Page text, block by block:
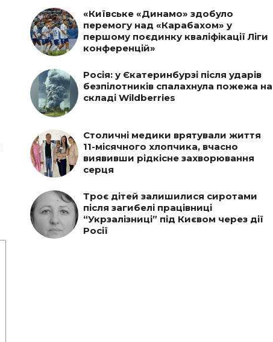
«Київське «Динамо» здобуло
перемогу над «Карабахом» у
першому поєдинку кваліфікації Ліги
конференцій»
Росія: у Єкатеринбурзі після ударів
безпілотників спалахнула пожежа на
складі Wildberries
Столичні медики врятували життя
11-місячного хлопчика, вчасно
виявивши рідкісне захворювання
серця
Троє дітей залишилися сиротами
після загибелі працівниці
“Укрзалізниці” під Києвом через дії
Росії